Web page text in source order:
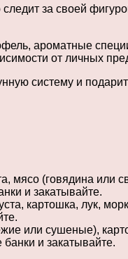
за своей
ароматные
от личных
систему и
мясо (говядина или
и закатывайте.
картошка, лук,
или сушеные),
и закатывайте.